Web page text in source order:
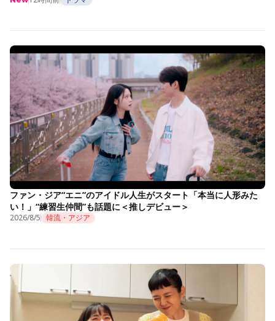
ファン・ジア“エニ”のアイドル人生がスタート「本当に人形みた
い！」“練習生仲間”も話題に＜推しデビュー＞
2026/8/5 韓流・アジア